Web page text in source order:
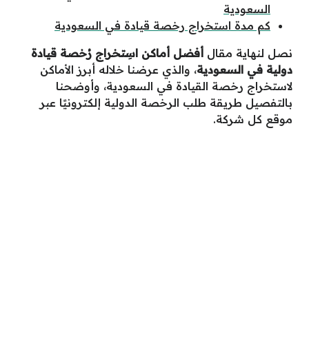
السعودية
كم مدة استخراج رخصة قيادة في السعودية
نصل لنهاية مقال أفضل أماكن اسِتخراج رُخصة قيادة
دولية في السعودية، والذي عرضنا خلاله أبرز الأماكن
لاستخراج رخصة القيادة في السعودية، وأوضحنا
بالتفصيل طريقة طلب الرخصة الدولية إلكترونيًا عبر
موقع كل شركة.